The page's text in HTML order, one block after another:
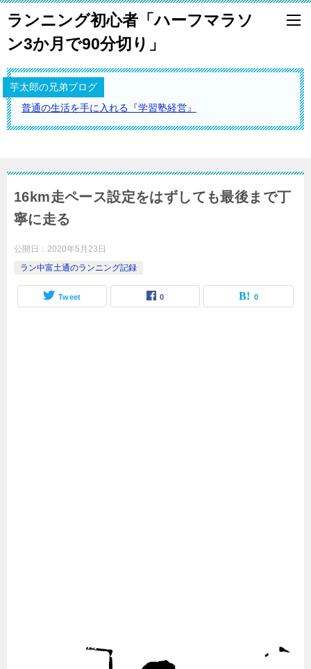
ランニング初心者「ハーフマラソ
ン3か月で90分切り」
芋太郎の兄弟ブログ
普通の生活を手に入れる『学習塾経営』
16km走ペース設定をはずしても最後まで丁
寧に走る
公開日： 2020年5月23日
ラン中富土通のランニング記録
Tweet 0 0